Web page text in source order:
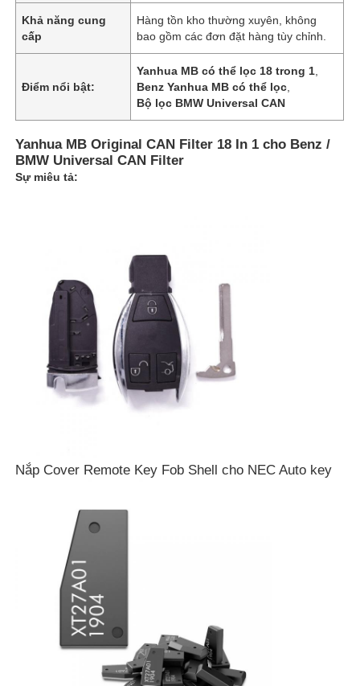
Khả năng cung
cấp
Hàng tồn kho thường xuyên, không
bao gồm các đơn đặt hàng tùy chỉnh.
Điểm nổi bật:
Yanhua MB có thể lọc 18 trong 1
Benz Yanhua MB có thể lọc
Bộ lọc BMW Universal CAN
Yanhua MB Original CAN Filter 18 In 1 cho Benz /
BMW Universal CAN Filter
Sự miêu tả:
Nắp Cover Remote Key Fob Shell cho NEC Auto key